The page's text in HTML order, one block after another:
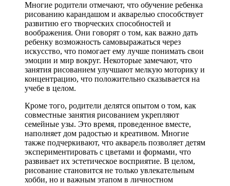
Многие родители отмечают, что обучение ребенка
рисованию карандашом и акварелью способствует
развитию его творческих способностей и
воображения. Они говорят о том, как важно дать
ребенку возможность самовыражаться через
искусство, что помогает ему лучше понимать свои
эмоции и мир вокруг. Некоторые замечают, что
занятия рисованием улучшают мелкую моторику и
концентрацию, что положительно сказывается на
учебе в целом.
Кроме того, родители делятся опытом о том, как
совместные занятия рисованием укрепляют
семейные узы. Это время, проведенное вместе,
наполняет дом радостью и креативом. Многие
также подчеркивают, что акварель позволяет детям
экспериментировать с цветами и формами, что
развивает их эстетическое восприятие. В целом,
рисование становится не только увлекательным
хобби, но и важным этапом в личностном